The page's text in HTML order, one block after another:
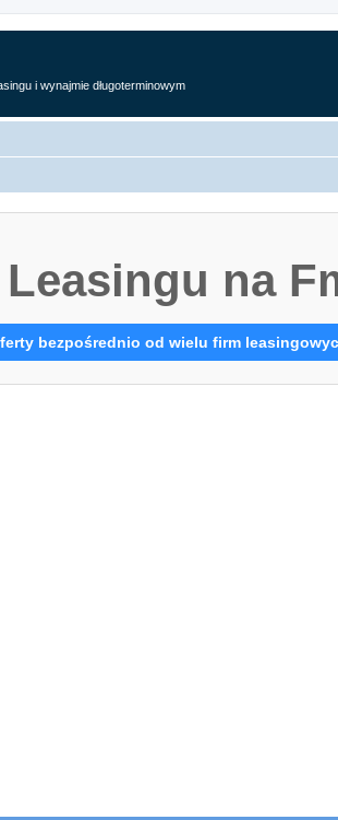
i wynajmie długoterminowym
na
bezpośrednio od wielu firm